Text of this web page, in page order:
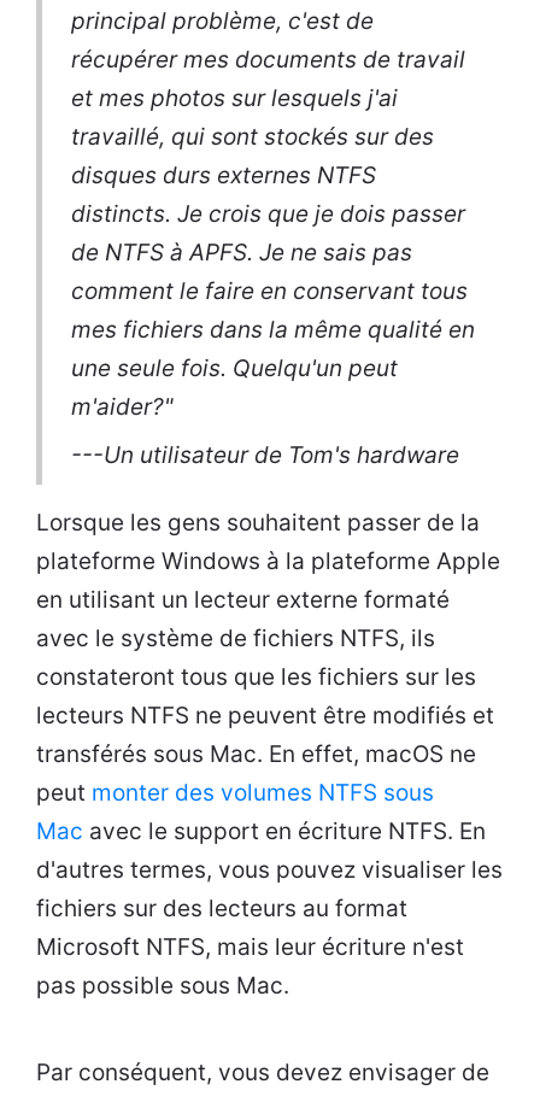
principal problème, c'est de
récupérer mes documents de travail
et mes photos sur lesquels j'ai
travaillé, qui sont stockés sur des
disques durs externes NTFS
distincts. Je crois que je dois passer
de NTFS à APFS. Je ne sais pas
comment le faire en conservant tous
mes fichiers dans la même qualité en
une seule fois. Quelqu'un peut
m'aider?"
---Un utilisateur de Tom's hardware
Lorsque les gens souhaitent passer de la
plateforme Windows à la plateforme Apple
en utilisant un lecteur externe formaté
avec le système de fichiers NTFS, ils
constateront tous que les fichiers sur les
lecteurs NTFS ne peuvent être modifiés et
transférés sous Mac. En effet, macOS ne
peut monter des volumes NTFS sous
Mac avec le support en écriture NTFS. En
d'autres termes, vous pouvez visualiser les
fichiers sur des lecteurs au format
Microsoft NTFS, mais leur écriture n'est
pas possible sous Mac.
Par conséquent, vous devez envisager de